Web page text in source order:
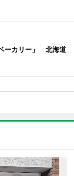
ーカリー」 北海道